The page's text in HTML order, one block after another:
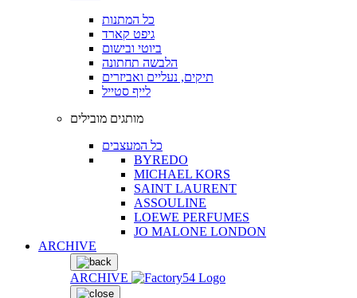
כל המתנות
גיפט קארד
ביוטי ובישום
הלבשה תחתונה
תיקים, נעליים ואביזרים
לייף סטייל
מותגים מובילים
כל המעצבים
BYREDO
MICHAEL KORS
SAINT LAURENT
ASSOULINE
LOEWE PERFUMES
JO MALONE LONDON
ARCHIVE
ARCHIVE